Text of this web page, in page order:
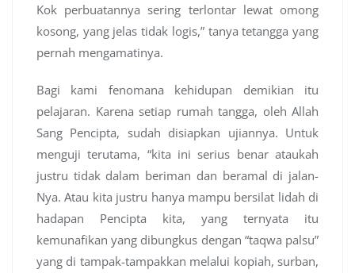
Kok perbuatannya sering terlontar lewat omong
kosong, yang jelas tidak logis,” tanya tetangga yang
pernah mengamatinya.
Bagi kami fenomana kehidupan demikian itu
pelajaran. Karena setiap rumah tangga, oleh Allah
Sang Pencipta, sudah disiapkan ujiannya. Untuk
menguji terutama, “kita ini serius benar ataukah
justru tidak dalam beriman dan beramal di jalan-
Nya. Atau kita justru hanya mampu bersilat lidah di
hadapan Pencipta kita, yang ternyata itu
kemunafikan yang dibungkus dengan “taqwa palsu”
yang di tampak-tampakkan melalui kopiah, surban,